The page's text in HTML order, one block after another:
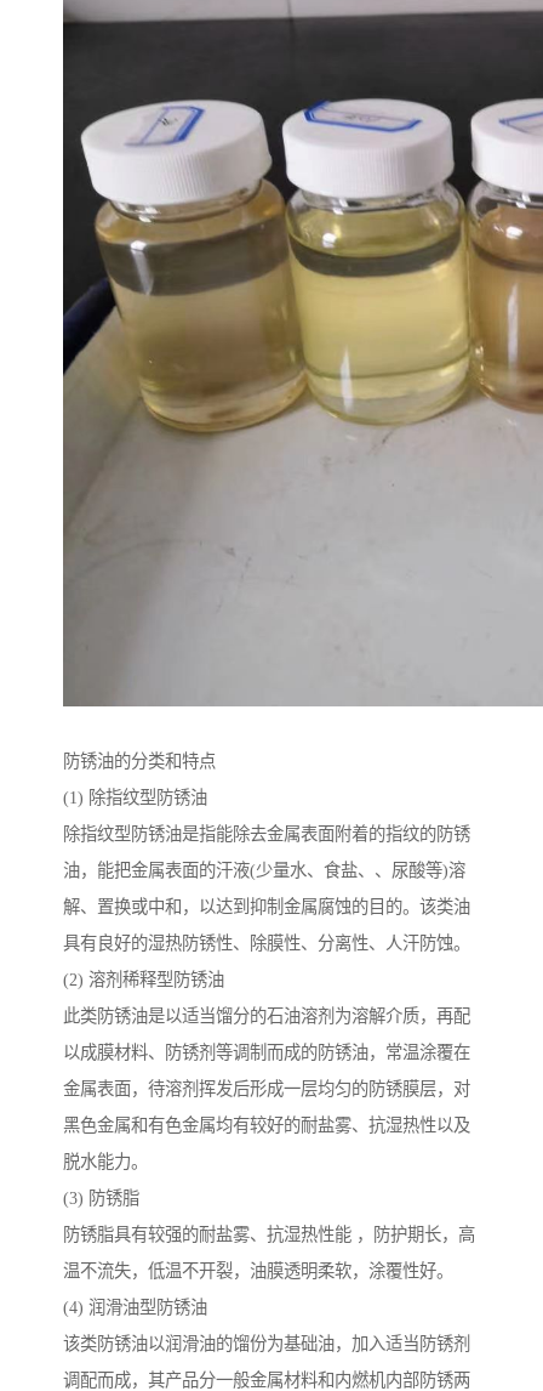
防锈油的分类和特点
(1) 除指纹型防锈油
除指纹型防锈油是指能除去金属表面附着的指纹的防锈
油，能把金属表面的汗液(少量水、食盐、、尿酸等)溶
解、置换或中和，以达到抑制金属腐蚀的目的。该类油
具有良好的湿热防锈性、除膜性、分离性、人汗防蚀。
(2) 溶剂稀释型防锈油
此类防锈油是以适当馏分的石油溶剂为溶解介质，再配
以成膜材料、防锈剂等调制而成的防锈油，常温涂覆在
金属表面，待溶剂挥发后形成一层均匀的防锈膜层，对
黑色金属和有色金属均有较好的耐盐雾、抗湿热性以及
脱水能力。
(3) 防锈脂
防锈脂具有较强的耐盐雾、抗湿热性能 ，防护期长，高
温不流失，低温不开裂，油膜透明柔软，涂覆性好。
(4) 润滑油型防锈油
该类防锈油以润滑油的馏份为基础油，加入适当防锈剂
调配而成，其产品分一般金属材料和内燃机内部防锈两